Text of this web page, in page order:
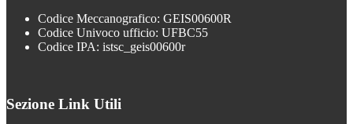
Codice Meccanografico: GEIS00600R
Codice Univoco ufficio: UFBC55
Codice IPA: istsc_geis00600r
Sezione Link Utili